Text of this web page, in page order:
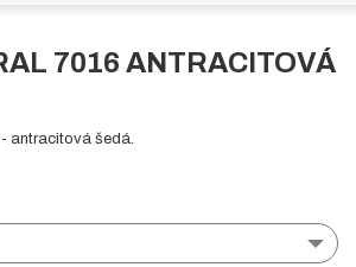
7016 ANTRACITOVÁ
antracitová šedá.